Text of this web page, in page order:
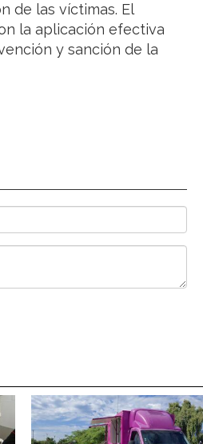
de las víctimas. El
la aplicación efectiva
y sanción de la